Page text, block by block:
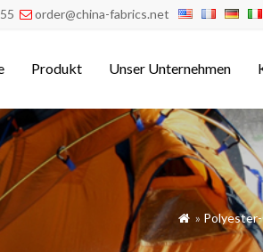
 order@china-fabrics.net
Produkt Unser Unternehmen
 »